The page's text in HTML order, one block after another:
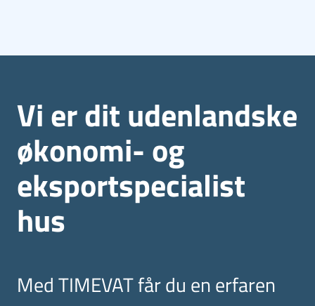
Vi er dit udenlandske
økonomi- og
eksportspecialist
hus
Med TIMEVAT får du en erfaren